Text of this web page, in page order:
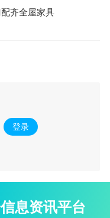
齐全屋家具
登录 。
息资讯平台